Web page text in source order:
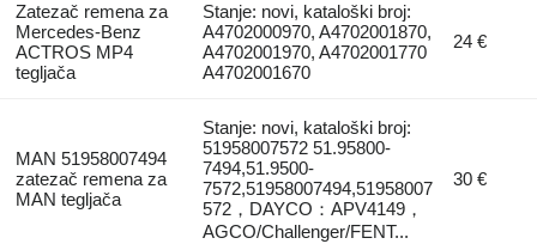
Zatezač remena za
Mercedes-Benz
ACTROS MP4
tegljača
Stanje: novi, kataloški broj:
A4702000970, A4702001870,
A4702001970, A4702001770
A4702001670
24 €
MAN 51958007494
zatezač remena za
MAN tegljača
Stanje: novi, kataloški broj:
51958007572 51.95800-
7494,51.9500-
7572,51958007494,51958007
572，DAYCO：APV4149，
AGCO/Challenger/FENT...
30 €